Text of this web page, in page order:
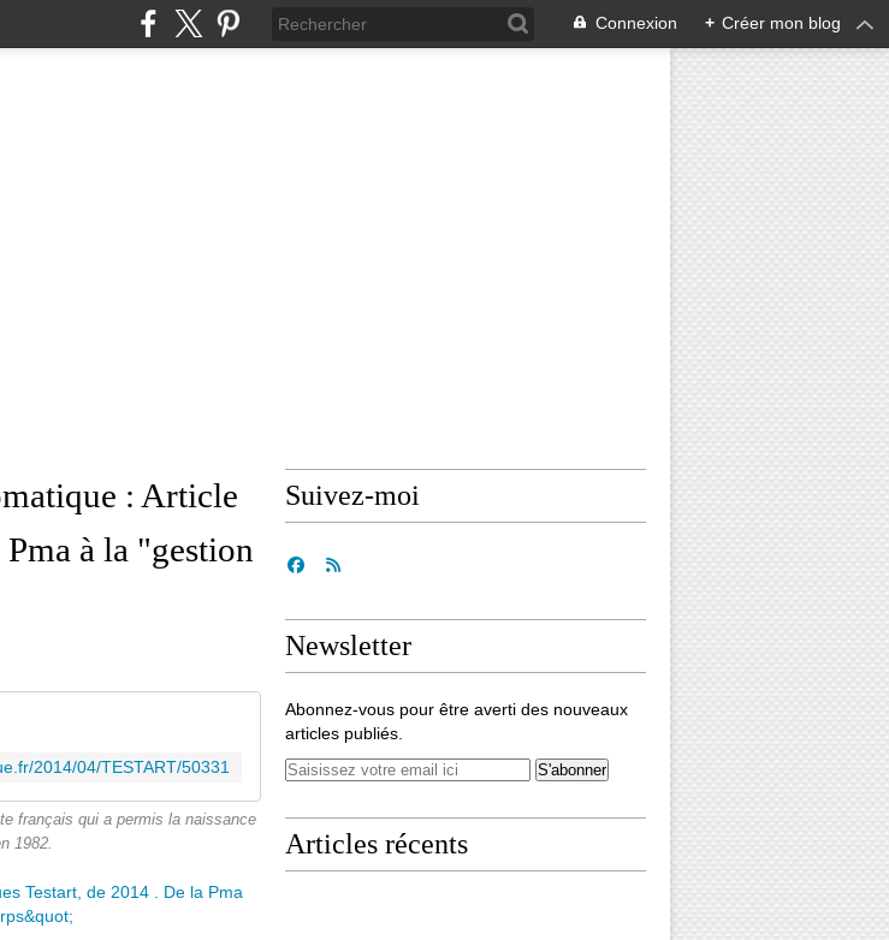
Connexion + Créer mon blog
: Article
à la "gestion
2014/04/TESTART/50331
français qui a permis la naissance
1982.
Suivez-moi
Newsletter
Abonnez-vous pour être averti des nouveaux
articles publiés.
Articles récents